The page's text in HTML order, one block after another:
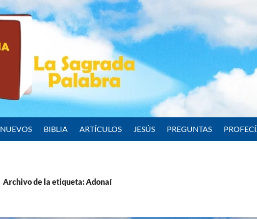
NUEVOS BIBLIA ARTÍCULOS JESÚS PREGUNTAS
Archivo de la etiqueta: Adonaí